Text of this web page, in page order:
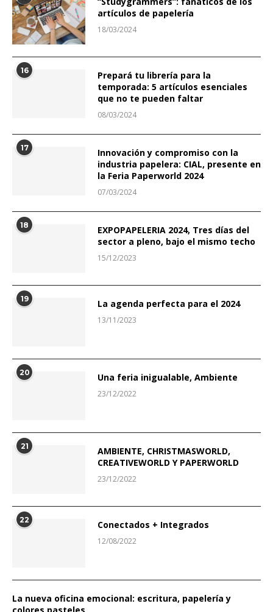
artículos de papelería
18/03/2024
16
Prepará tu librería para la
temporada: 5 artículos esenciales
que no te pueden faltar
08/03/2024
17
Innovación y compromiso con la
industria papelera: CIAL, presente en
la Feria Paperworld 2024
07/03/2024
18
EXPOPAPELERIA 2024, Tres días del
sector a pleno, bajo el mismo techo
15/12/2023
19 La agenda perfecta para el 2024
13/11/2023
20 Una feria inigualable, Ambiente
23/12/2022
21
AMBIENTE, CHRISTMASWORLD,
CREATIVEWORLD Y PAPERWORLD
23/12/2022
22 Conectados + Integrados
12/08/2022
La nueva oficina emocional: escritura, papelería y